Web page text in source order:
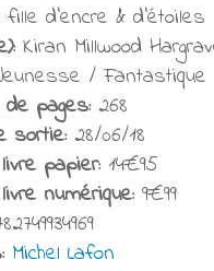
fille d'encre & d'étoiles
Kiran Millwood
/ Fantastique
de pages: 268
sortie: 28/06/18
papier: 14€95
numérique: 9€99
Michel Lafon